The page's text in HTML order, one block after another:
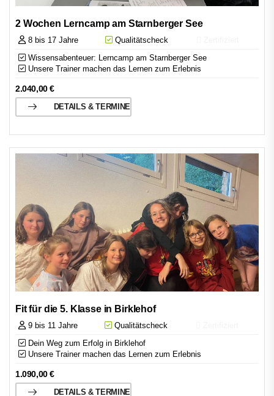
2 Wochen Lerncamp am Starnberger See
8 bis 17 Jahre Qualitätscheck
Wissensabenteuer: Lerncamp am Starnberger See
Unsere Trainer machen das Lernen zum Erlebnis
2.040,00€
DETAILS & TERMINE
Fit für die 5. Klasse in Birklehof
9 bis 11 Jahre Qualitätscheck
Dein Weg zum Erfolg in Birklehof
Unsere Trainer machen das Lernen zum Erlebnis
1.090,00€
DETAILS & TERMINE